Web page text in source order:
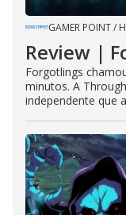
GAMER POINT/
Review |
Forgotlings
minutos. A
independente que